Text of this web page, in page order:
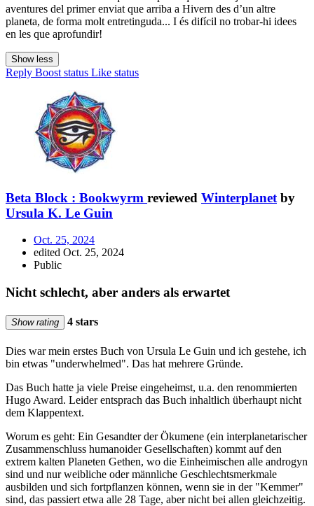
aventures del primer enviat que arriba a Hivern des d’un altre
planeta, de forma molt entretinguda... I és difícil no trobar-hi idees
en les que aprofundir!
Show less
Reply Boost status Like status
Beta Block : Bookwyrm reviewed Winterplanet by
Ursula K. Le Guin
Oct. 25, 2024
edited Oct. 25, 2024
Public
Nicht schlecht, aber anders als erwartet
Show rating 4 stars
Dies war mein erstes Buch von Ursula Le Guin und ich gestehe, ich
bin etwas "underwhelmed". Das hat mehrere Gründe.
Das Buch hatte ja viele Preise eingeheimst, u.a. den renommierten
Hugo Award. Leider entsprach das Buch inhaltlich überhaupt nicht
dem Klappentext.
Worum es geht: Ein Gesandter der Ökumene (ein interplanetarischer
Zusammenschluss humanoider Gesellschaften) kommt auf den
extrem kalten Planeten Gethen, wo die Einheimischen alle androgyn
sind und nur weibliche oder männliche Geschlechtsmerkmale
ausbilden und sich fortpflanzen können, wenn sie in der "Kemmer"
sind, das passiert etwa alle 28 Tage, aber nicht bei allen gleichzeitig.